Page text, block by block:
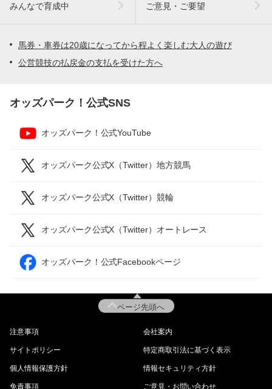
みんなで育成中 ご意見・ご要望
馬券・車券は20歳になってから程よく楽しむ大人の遊び
公営競技の払戻金の支払を受けた方へ
オッズパーク！公式SNS
オッズパーク！公式YouTube
オッズパーク公式X（Twitter）地方競馬
オッズパーク公式X（Twitter）競輪
オッズパーク公式X（Twitter）オートレース
オッズパーク！公式Facebookページ
ページ先頭へ
注意事項 会社案内
サイトポリシー 特定商取引法に基づく表示
個人情報保護方針 情報セキュリティ方針
免責事項 ご意見・お問い合わせ